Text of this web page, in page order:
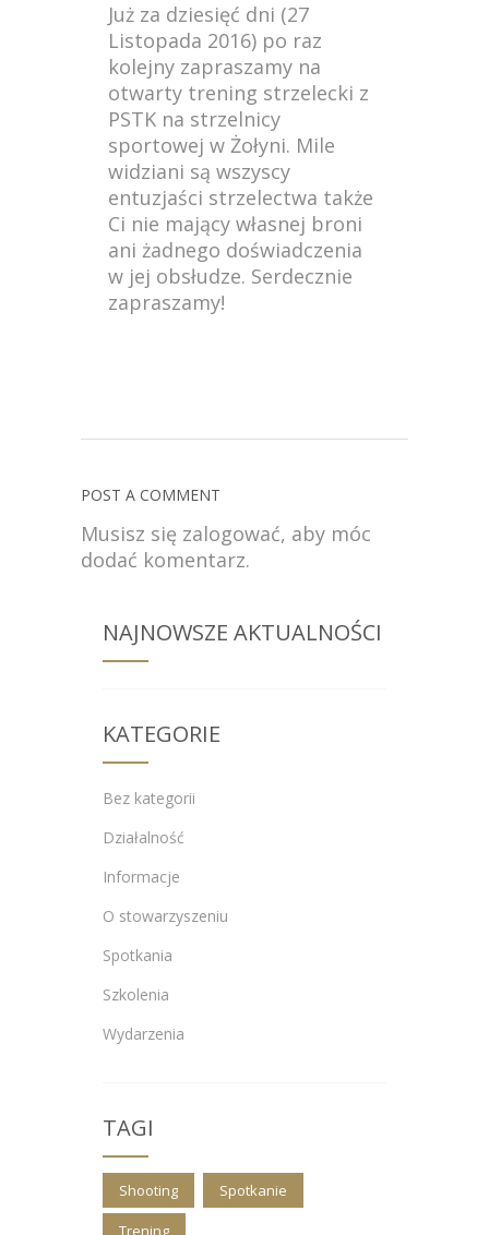
Już za dziesięć dni (27
Listopada 2016) po raz
kolejny zapraszamy na
otwarty trening strzelecki z
PSTK na strzelnicy
sportowej w Żołyni. Mile
widziani są wszyscy
entuzjaści strzelectwa także
Ci nie mający własnej broni
ani żadnego doświadczenia
w jej obsłudze. Serdecznie
zapraszamy!
POST A COMMENT
Musisz się zalogować, aby móc
dodać komentarz.
NAJNOWSZE AKTUALNOŚCI
KATEGORIE
Bez kategorii
Działalność
Informacje
O stowarzyszeniu
Spotkania
Szkolenia
Wydarzenia
TAGI
Shooting Spotkanie
Trening